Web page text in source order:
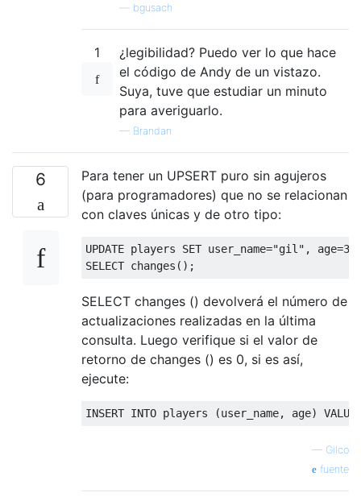
bgusach
1
¿legibilidad? Puedo ver lo que hace
el código de Andy de un vistazo.
Suya, tuve que estudiar un minuto
para averiguarlo.
— Brandan
6
Para tener un UPSERT puro sin agujeros
(para programadores) que no se relacionan
con claves únicas y de otro tipo:
UPDATE players SET user_name="gil" , age=32
SELECT changes ();
SELECT changes () devolverá el número de
actualizaciones realizadas en la última
consulta. Luego verifique si el valor de
retorno de changes () es 0, si es así,
ejecute:
INSERT INTO players (user_name, age)
— Gilco
fuente